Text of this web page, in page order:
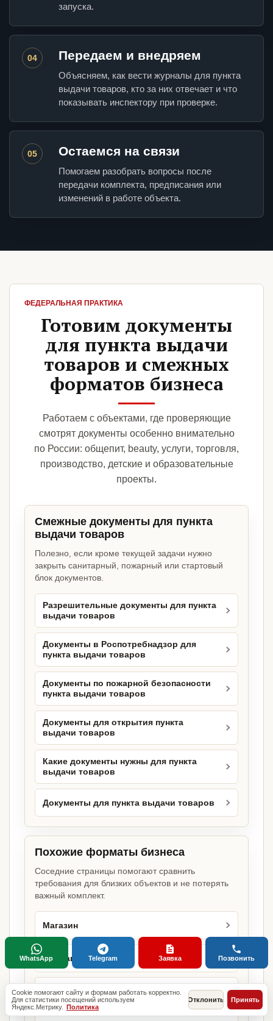
запуска.
04 Передаем и внедряем
Объясняем, как вести журналы для пункта
выдачи товаров, кто за них отвечает и что
показывать инспектору при проверке.
05 Остаемся на связи
Помогаем разобрать вопросы после
передачи комплекта, предписания или
изменений в работе объекта.
ФЕДЕРАЛЬНАЯ ПРАКТИКА
Готовим документы
для пункта выдачи
товаров и смежных
форматов бизнеса
Работаем с объектами, где проверяющие
смотрят документы особенно внимательно
по России: общепит, beauty, услуги, торговля,
производство, детские и образовательные
проекты.
Смежные документы для пункта
выдачи товаров
Полезно, если кроме текущей задачи нужно
закрыть санитарный, пожарный или стартовый
блок документов.
Разрешительные документы для пункта
выдачи товаров
Документы в Роспотребнадзор для
пункта выдачи товаров
Документы по пожарной безопасности
пункта выдачи товаров
Документы для открытия пункта
выдачи товаров
Какие документы нужны для пункта
выдачи товаров
Документы для пункта выдачи товаров
Похожие форматы бизнеса
Соседние страницы помогают сравнить
требования для близких объектов и не потерять
важный комплект.
Магазин
Зоомагазин
Киоск овощей и фруктов
Cookie помогают сайту и формам работать корректно.
Для статистики посещений используем
Яндекс.Метрику. Политика
Отклонить Принять
WhatsApp Telegram Заявка Позвонить